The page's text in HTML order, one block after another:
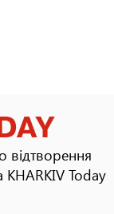
відтворення
KHARKIV Today